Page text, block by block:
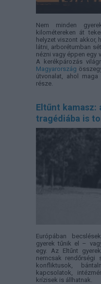
Nem minden
kilométereken át
helyzet viszont akkor,
látni, arborétumban
nézni vagy éppen egy
A kerékpározás
Magyarország
útvonalat, ahol
része.
Eltűnt kamasz:
tragédiába is
Európában
gyerek tűnik el –
egy. Az Eltűnt
nemcsak rendőrségi
konfliktusok,
kapcsolatok,
krízisek is állhatnak.